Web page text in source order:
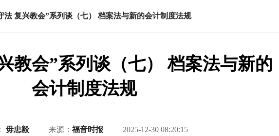
法 复兴教会”系列谈（七） 档案法与新的会计制度法规
教会”系列谈（七） 档案法与新的
会计制度法规
毋忠毅 来源： 福音时报 2025-12-30 08:20:15